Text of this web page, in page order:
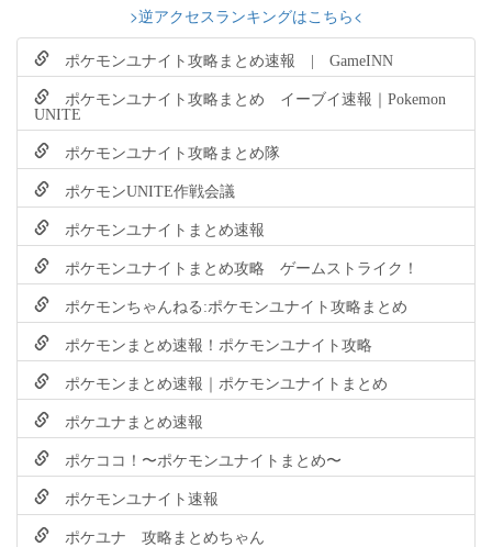
>逆アクセスランキングはこちら<
ポケモンユナイト攻略まとめ速報 | GameINN
ポケモンユナイト攻略まとめ イーブイ速報｜Pokemon
UNITE
ポケモンユナイト攻略まとめ隊
ポケモンUNITE作戦会議
ポケモンユナイトまとめ速報
ポケモンユナイトまとめ攻略 ゲームストライク！
ポケモンちゃんねる:ポケモンユナイト攻略まとめ
ポケモンまとめ速報！ポケモンユナイト攻略
ポケモンまとめ速報｜ポケモンユナイトまとめ
ポケユナまとめ速報
ポケココ！〜ポケモンユナイトまとめ〜
ポケモンユナイト速報
ポケユナ 攻略まとめちゃん